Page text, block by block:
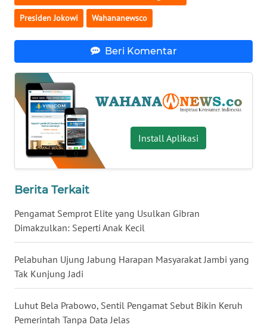
Presiden Jokowi Wahananewsco
Beri Komentar
Install Aplikasi
Berita Terkait
Pengamat Semprot Elite yang Usulkan Gibran
Dimakzulkan: Seperti Anak Kecil
Pelabuhan Ujung Jabung Harapan Masyarakat Jambi yang
Tak Kunjung Jadi
Luhut Bela Prabowo, Sentil Pengamat Sebut Bikin Keruh
Pemerintah Tanpa Data Jelas
SULTENG
WN
BABEL
WN
SUMBAR
WN
WN
BENGKULU
WN
LAMPUNG
WN
JATENG